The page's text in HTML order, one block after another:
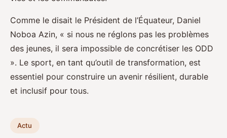
Comme le disait le Président de l’Équateur, Daniel
Noboa Azin, « si nous ne réglons pas les problèmes
des jeunes, il sera impossible de concrétiser les ODD
». Le sport, en tant qu’outil de transformation, est
essentiel pour construire un avenir résilient, durable
et inclusif pour tous.
Actu